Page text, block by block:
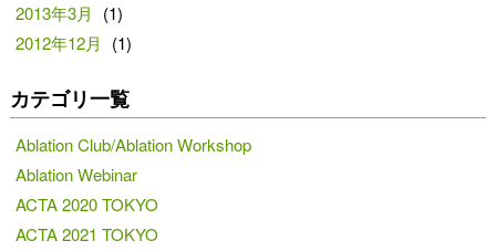
2013年3月
(1)
2012年12月
(1)
カテゴリ一覧
Ablation Club/Ablation Workshop
Ablation Webinar
ACTA 2020 TOKYO
ACTA 2021 TOKYO